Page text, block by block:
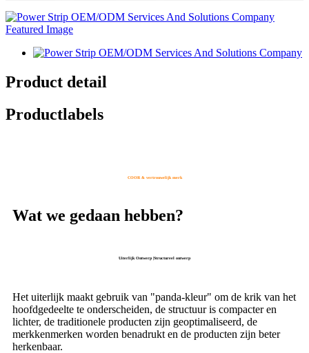
Product detail
Productlabels
COOR & vertrouwelijk merk
Wat we gedaan hebben?
Uiterlijk Ontwerp |Structureel ontwerp
Het uiterlijk maakt gebruik van "panda-kleur" om de krik van het
hoofdgedeelte te onderscheiden, de structuur is compacter en
lichter, de traditionele producten zijn geoptimaliseerd, de
merkkenmerken worden benadrukt en de producten zijn beter
herkenbaar.